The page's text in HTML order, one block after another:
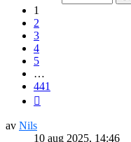
1
2
3
4
5
…
441
av Nils
10 aug 2025, 14:46